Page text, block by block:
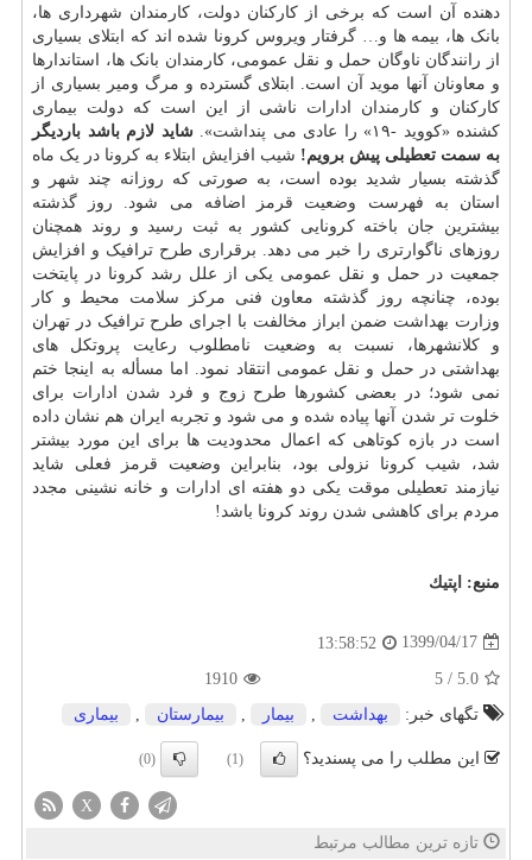
دهنده آن است که برخی از کارکنان دولت، کارمندان شهرداری ها،
بانک ها، بیمه ها و… گرفتار ویروس کرونا شده اند که ابتلای بسیاری
از رانندگان ناوگان حمل و نقل عمومی، کارمندان بانک ها، استاندارها
و معاونان آنها موید آن است. ابتلای گسترده و مرگ ومیر بسیاری از
کارکنان و کارمندان ادارات ناشی از این است که دولت بیماری
کشنده «کووید -۱۹» را عادی می پنداشت».
شاید لازم باشد باردیگر
به سمت تعطیلی پیش برویم! شیب افزایش ابتلاء به کرونا در یک ماه
گذشته بسیار شدید بوده است، به صورتی که روزانه چند شهر و
استان به فهرست وضعیت قرمز اضافه می شود. روز گذشته
بیشترین جان باخته کرونایی کشور به ثبت رسید و روند همچنان
روزهای ناگوارتری را خبر می دهد. برقراری طرح ترافیک و افزایش
جمعیت در حمل و نقل عمومی یکی از علل رشد کرونا در پایتخت
بوده، چنانچه روز گذشته معاون فنی مرکز سلامت محیط و کار
وزارت بهداشت ضمن ابراز مخالفت با اجرای طرح ترافیک در تهران
و کلانشهرها، نسبت به وضعیت نامطلوب رعایت پروتکل های
بهداشتی در حمل و نقل عمومی انتقاد نمود. اما مسأله به اینجا ختم
نمی شود؛ در بعضی کشورها طرح زوج و فرد شدن ادارات برای
خلوت تر شدن آنها پیاده شده و می شود و تجربه ایران هم نشان داده
است در بازه کوتاهی که اعمال محدودیت ها برای این مورد بیشتر
شد، شیب کرونا نزولی بود، بنابراین وضعیت قرمز فعلی شاید
نیازمند تعطیلی موقت یکی دو هفته ای ادارات و خانه نشینی مجدد
مردم برای کاهشی شدن روند کرونا باشد!
منبع: اپتیك
1399/04/17
13:58:52
5.0
/
5
1910
تگهای خبر:
بهداشت بیمار بیمارستان بیماری
این مطلب را می پسندید؟ (1)
(0)
X
تازه ترین مطالب مرتبط